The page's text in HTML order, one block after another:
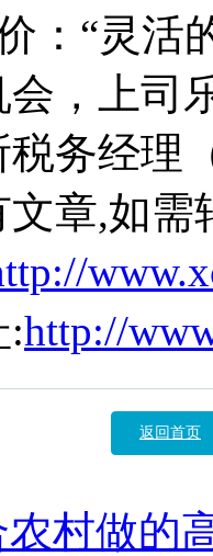
：“灵活
会，上
税务经理
章,如需
:http://
返回首页
村做的